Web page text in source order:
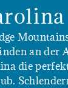
an der
die